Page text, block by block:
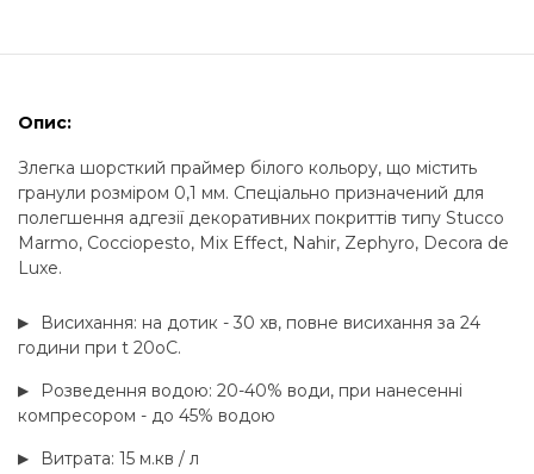
Опис:
Злегка шорсткий праймер білого кольору, що містить
гранули розміром 0,1 мм. Спеціально призначений для
полегшення адгезії декоративних покриттів типу Stucco
Marmo, Cocciopesto, Mix Effect, Nahir, Zephyro, Decora de
Luxe.
Висихання: на дотик - 30 хв, повне висихання за 24
години при t 20оC.
Розведення водою: 20-40% води, при нанесенні
компресором - до 45% водою
Витрата: 15 м.кв / л